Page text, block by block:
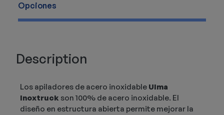
Opciones
Description
Los apiladores de acero inoxidable Ulma
Inoxtruck son 100% de acero inoxidable. El
diseño en estructura abierta permite mejorar la